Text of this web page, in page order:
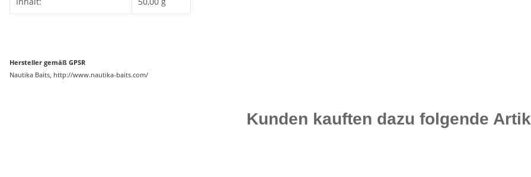
Hersteller gemäß GPSR
Nautika Baits, http://www.nautika-baits.com/
Kunden kauften dazu folgende